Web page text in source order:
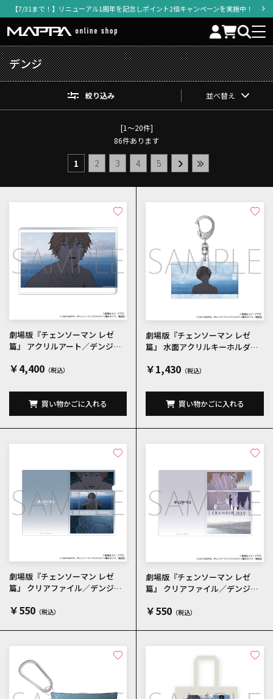
【7/31まで！】リニューアル1周年を記念しポイント2倍キャンペーンを実施中！
デンジ
絞り込み 並べ替え
[1～20件]
86件あります
1 2 3 4 5
劇場版『チェンソーマン レゼ
篇』 アクリルアート／デンジ
￥4,400
買い物かごに入れる
劇場版『チェンソーマン レゼ
篇』 水面アクリルキーホルダー
￥1,430
買い物かごに入れる
劇場版『チェンソーマン レゼ
篇』 クリアファイル／デンジ
￥550
劇場版『チェンソーマン レゼ
篇』 クリアファイル／デンジ・
￥550